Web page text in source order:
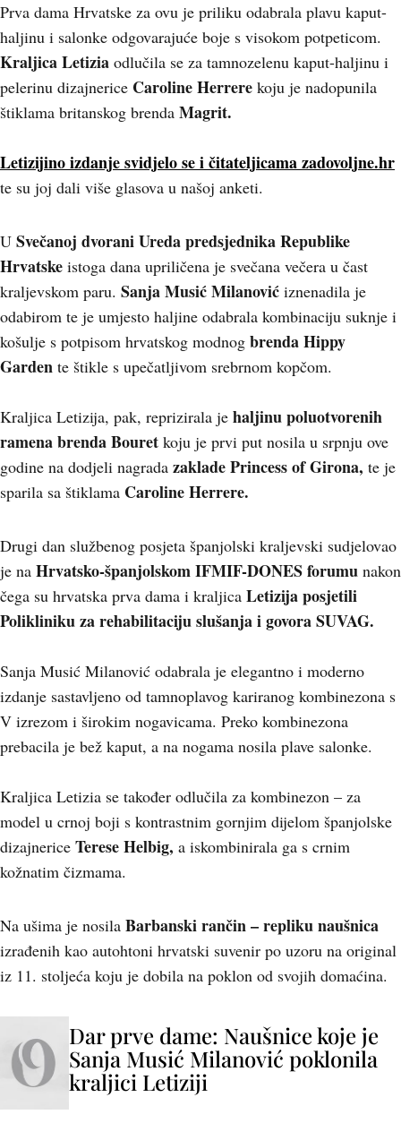
Prva dama Hrvatske za ovu je priliku odabrala plavu kaput-
haljinu i salonke odgovarajuće boje s visokom potpeticom.
Kraljica Letizia odlučila se za tamnozelenu kaput-haljinu i
pelerinu dizajnerice Caroline Herrere koju je nadopunila
štiklama britanskog brenda Magrit.
Letizijino izdanje svidjelo se i čitateljicama zadovoljne.hr
te su joj dali više glasova u našoj anketi.
U Svečanoj dvorani Ureda predsjednika Republike
Hrvatske istoga dana upriličena je svečana večera u čast
kraljevskom paru. Sanja Musić Milanović iznenadila je
odabirom te je umjesto haljine odabrala kombinaciju suknje i
košulje s potpisom hrvatskog modnog brenda Hippy
Garden te štikle s upečatljivom srebrnom kopčom.
Kraljica Letizija, pak, reprizirala je haljinu poluotvorenih
ramena brenda Bouret koju je prvi put nosila u srpnju ove
godine na dodjeli nagrada zaklade Princess of Girona, te je
sparila sa štiklama Caroline Herrere.
Drugi dan službenog posjeta španjolski kraljevski sudjelovao
je na Hrvatsko-španjolskom IFMIF-DONES forumu nakon
čega su hrvatska prva dama i kraljica Letizija posjetili
Polikliniku za rehabilitaciju slušanja i govora SUVAG.
Sanja Musić Milanović odabrala je elegantno i moderno
izdanje sastavljeno od tamnoplavog kariranog kombinezona s
V izrezom i širokim nogavicama. Preko kombinezona
prebacila je bež kaput, a na nogama nosila plave salonke.
Kraljica Letizia se također odlučila za kombinezon – za
model u crnoj boji s kontrastnim gornjim dijelom španjolske
dizajnerice Terese Helbig, a iskombinirala ga s crnim
kožnatim čizmama.
Na ušima je nosila Barbanski rančin – repliku naušnica
izrađenih kao autohtoni hrvatski suvenir po uzoru na original
iz 11. stoljeća koju je dobila na poklon od svojih domaćina.
Dar prve dame: Naušnice koje je
Sanja Musić Milanović poklonila
kraljici Letiziji